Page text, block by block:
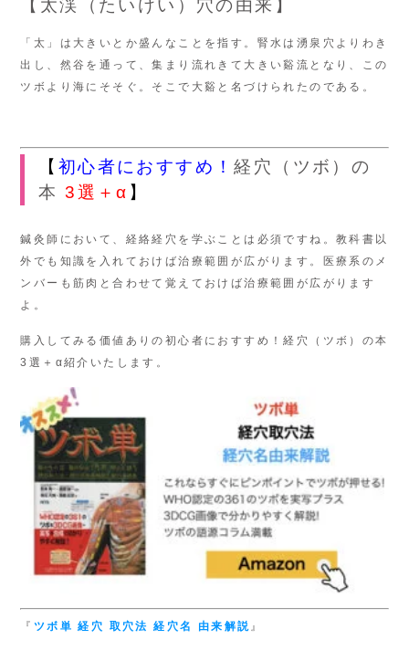
【太渓（たいけい）穴の由来】
「太」は大きいとか盛んなことを指す。腎水は湧泉穴よりわき
出し、然谷を通って、集まり流れきて大きい谿流となり、この
ツボより海にそそぐ。そこで大谿と名づけられたのである。
【 初心者におすすめ！経穴（ツボ）の
本3選＋α 】
鍼灸師において、経絡経穴を学ぶことは必須ですね。教科書以
外でも知識を入れておけば治療範囲が広がります。医療系のメ
ンバーも筋肉と合わせて覚えておけば治療範囲が広がります
よ。
購入してみる価値ありの初心者におすすめ！経穴（ツボ）の本
3選＋α紹介いたします。
『 ツボ単経穴 取穴法経穴名 由来解説』